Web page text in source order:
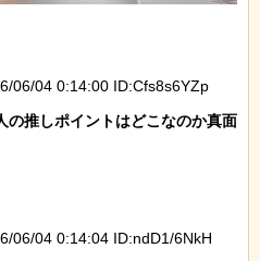
06/04 0:14:00 ID:Cfs8s6YZp
の推しポイントはどこなのか真面
06/04 0:14:04 ID:ndD1/6NkH